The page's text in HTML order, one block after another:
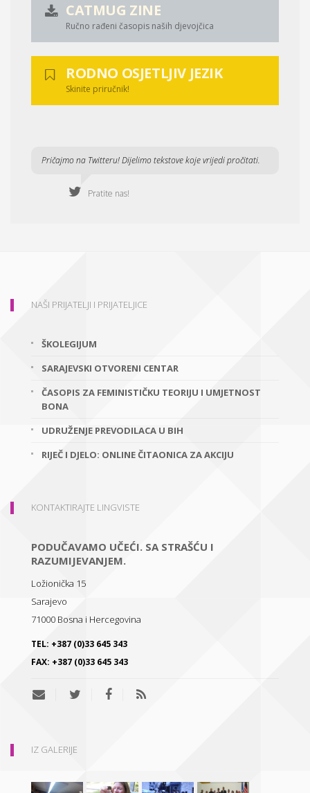
CATMUG ZINE
Ručno rađeni časopis naših djevojčica
RODNO OSJETLJIV JEZIK
Skinite priručnik!
Pričajmo na Twitteru! Dijelimo tekstove koje vrijedi pročitati.
Pratite nas!
NAŠI PRIJATELJI I PRIJATELJICE
ŠKOLEGIJUM
SARAJEVSKI OTVORENI CENTAR
ČASOPIS ZA FEMINISTIČKU TEORIJU I UMJETNOST
BONA
UDRUŽENJE PREVODILACA U BIH
RIJEČ I DJELO: ONLINE ČITAONICA ZA AKCIJU
KONTAKTIRAJTE LINGVISTE
PODUČAVAMO UČEĆI. SA STRAŠĆU I
RAZUMIJEVANJEM.
Ložionička 15
Sarajevo
71000 Bosna i Hercegovina
TEL: +387 (0)33 645 343
FAX: +387 (0)33 645 343
IZ GALERIJE